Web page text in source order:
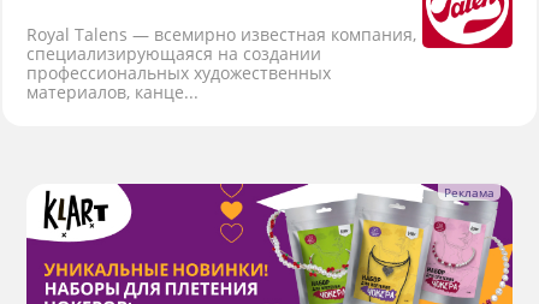
Royal Talens — всемирно известная компания,
специализирующаяся на создании
профессиональных художественных
материалов, канце...